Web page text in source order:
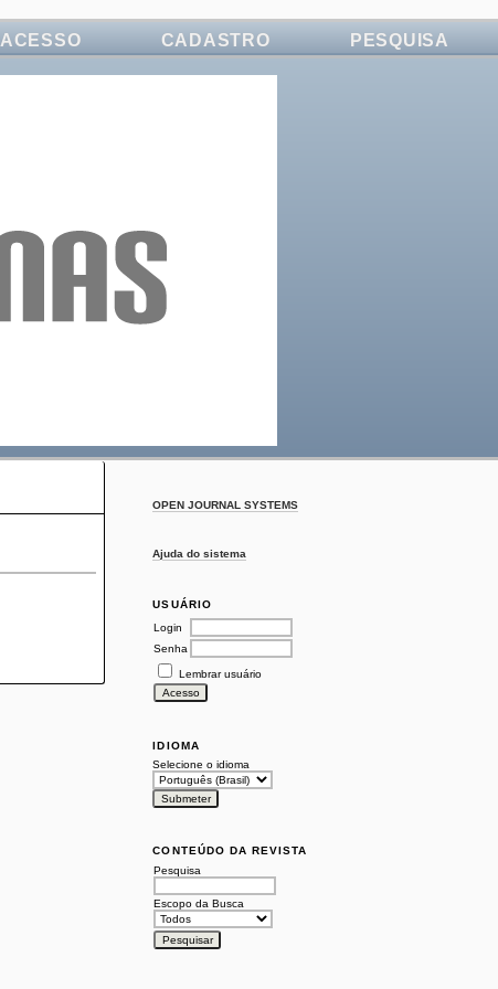
OPEN JOURNAL SYSTEMS
Ajuda do sistema
USUÁRIO
Login
Senha
Lembrar usuário
IDIOMA
Selecione o idioma
CONTEÚDO DA REVISTA
Pesquisa
Escopo da Busca
ACESSO CADASTRO PESQUISA